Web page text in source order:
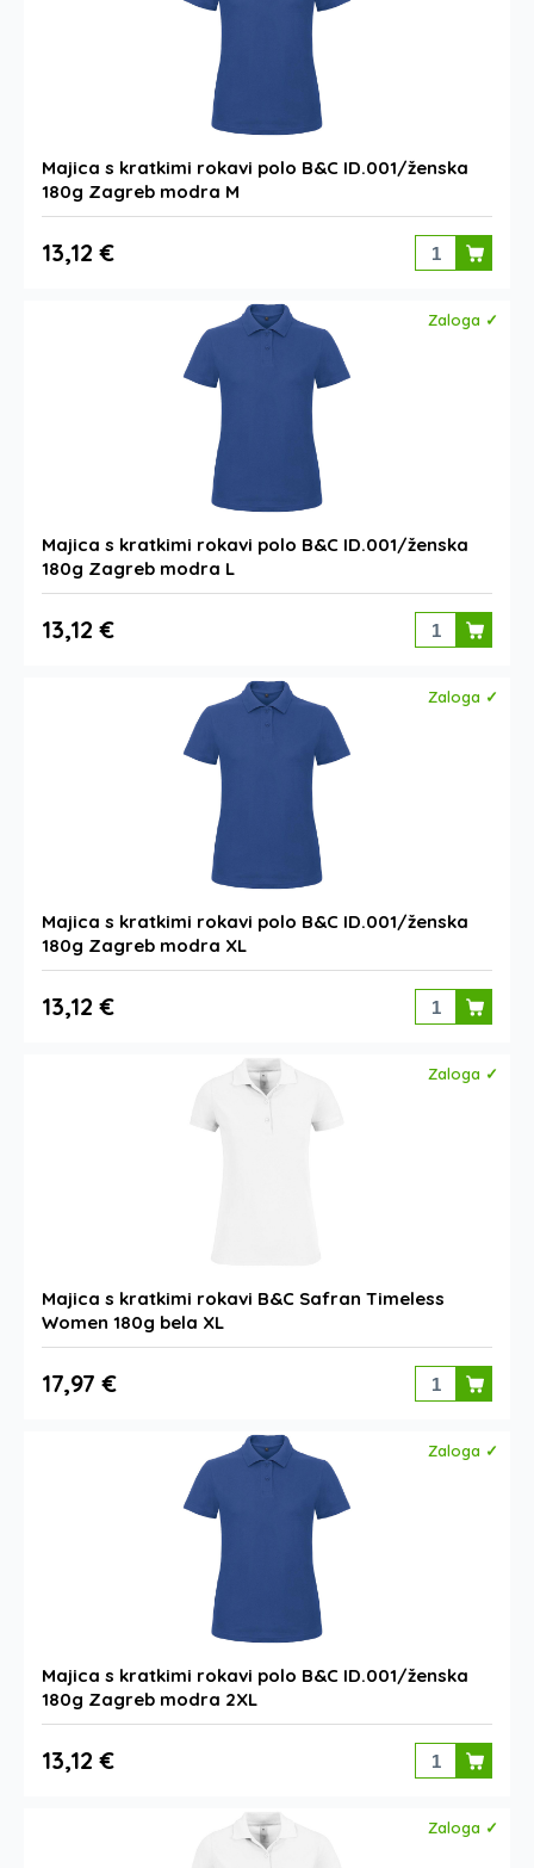
Majica s kratkimi rokavi polo B&C ID.001/ženska
180g Zagreb modra M
13,12 €
Zaloga ✓
Majica s kratkimi rokavi polo B&C ID.001/ženska
180g Zagreb modra L
13,12 €
Zaloga ✓
Majica s kratkimi rokavi polo B&C ID.001/ženska
180g Zagreb modra XL
13,12 €
Zaloga ✓
Majica s kratkimi rokavi B&C Safran Timeless
Women 180g bela XL
17,97 €
Zaloga ✓
Majica s kratkimi rokavi polo B&C ID.001/ženska
180g Zagreb modra 2XL
13,12 €
Zaloga ✓